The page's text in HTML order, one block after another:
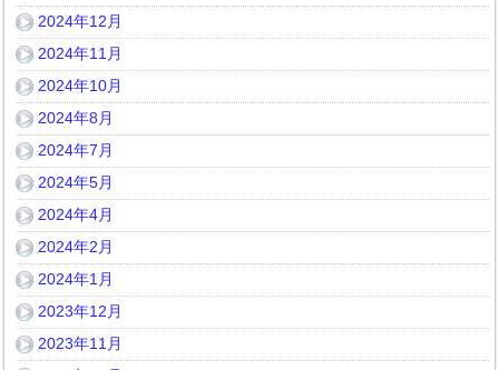
2024年12月
2024年11月
2024年10月
2024年8月
2024年7月
2024年5月
2024年4月
2024年2月
2024年1月
2023年12月
2023年11月